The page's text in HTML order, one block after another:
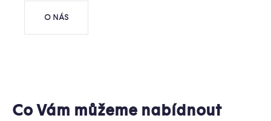
O NÁS
Co Vám můžeme nabídnout